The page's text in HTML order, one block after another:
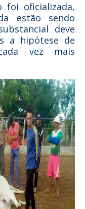
foi oficializada,
estão sendo
deve
a hipótese de
vez mais